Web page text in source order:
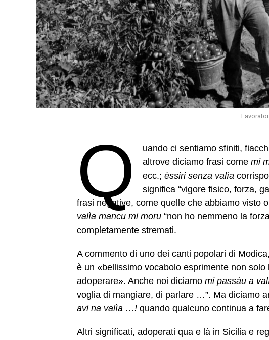
Q
uando ci sentiamo sfiniti,
altrove diciamo frasi come mi
ecc.; èssiri senza valìa
significa “vigore fisico, forza,
frasi negative, come quelle che abbiamo visto
valìa mancu mi moru “non ho nemmeno la
completamente stremati.
A commento di uno dei canti popolari di
è un «bellissimo vocabolo esprimente non
adoperare». Anche noi diciamo mi passàu a
voglia di mangiare, di parlare …”. Ma diciamo
avi na valìa …! quando qualcuno continua a
Altri significati, adoperati qua e là in Sicilia e